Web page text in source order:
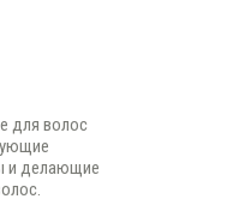
для волос
и делающие